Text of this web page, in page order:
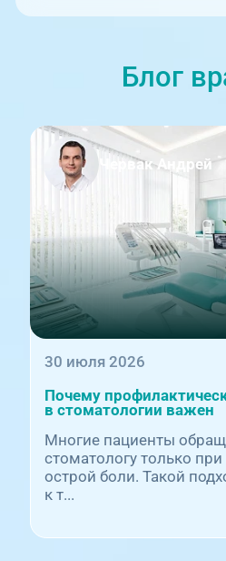
Блог
Червак Андрей
30 июля 2026
Почему
в стоматологии важен
Многие пациенты
стоматологу только
острой боли. Такой
к т...